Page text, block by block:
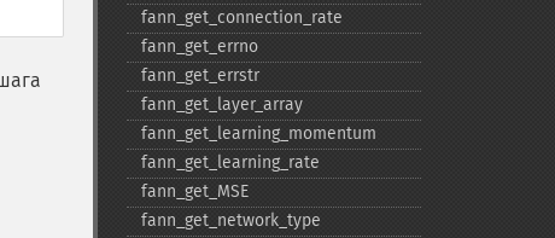
fann_​get_​connection_​rate
fann_​get_​errno
fann_​get_​errstr
fann_​get_​layer_​array
fann_​get_​learning_​momentum
fann_​get_​learning_​rate
fann_​get_​MSE
fann_​get_​network_​type